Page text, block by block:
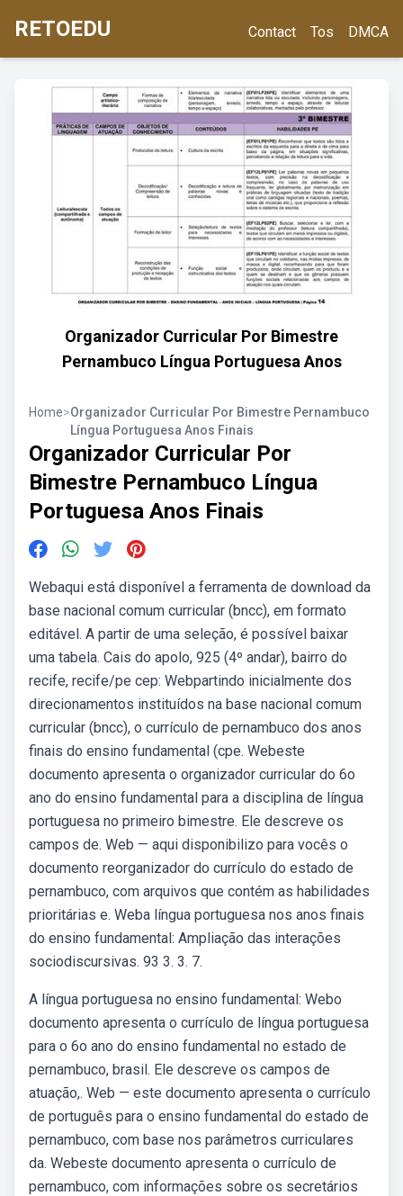
RETOEDU Contact Tos DMCA
Organizador Curricular Por Bimestre
Pernambuco Língua Portuguesa Anos
Home>Organizador Curricular Por Bimestre Pernambuco
Língua Portuguesa Anos Finais
Organizador Curricular Por
Bimestre Pernambuco Língua
Portuguesa Anos Finais
Webaqui está disponível a ferramenta de download da
base nacional comum curricular (bncc), em formato
editável. A partir de uma seleção, é possível baixar
uma tabela. Cais do apolo, 925 (4º andar), bairro do
recife, recife/pe cep: Webpartindo inicialmente dos
direcionamentos instituídos na base nacional comum
curricular (bncc), o currículo de pernambuco dos anos
finais do ensino fundamental (cpe. Webeste
documento apresenta o organizador curricular do 6o
ano do ensino fundamental para a disciplina de língua
portuguesa no primeiro bimestre. Ele descreve os
campos de. Web — aqui disponibilizo para vocês o
documento reorganizador do currículo do estado de
pernambuco, com arquivos que contém as habilidades
prioritárias e. Weba língua portuguesa nos anos finais
do ensino fundamental: Ampliação das interações
sociodiscursivas. 93 3. 3. 7.
A língua portuguesa no ensino fundamental: Webo
documento apresenta o currículo de língua portuguesa
para o 6o ano do ensino fundamental no estado de
pernambuco, brasil. Ele descreve os campos de
atuação,. Web — este documento apresenta o currículo
de português para o ensino fundamental do estado de
pernambuco, com base nos parâmetros curriculares
da. Webeste documento apresenta o currículo de
pernambuco, com informações sobre os secretários